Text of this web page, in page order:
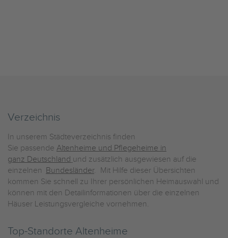
Verzeichnis
In unserem Städteverzeichnis finden
Sie passende Altenheime und Pflegeheime in
ganz Deutschland und zusätzlich ausgewiesen auf die
einzelnen Bundesländer. Mit Hilfe dieser Übersichten
kommen Sie schnell zu Ihrer persönlichen Heimauswahl und
können mit den Detailinformationen über die einzelnen
Häuser Leistungsvergleiche vornehmen.
Top-Standorte Altenheime